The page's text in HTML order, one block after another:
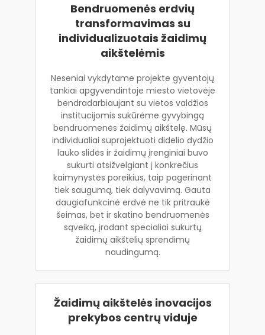
Bendruomenės erdvių
transformavimas su
individualizuotais žaidimų
aikštelėmis
Neseniai vykdytame projekte gyventojų
tankiai apgyvendintoje miesto vietovėje
bendradarbiaujant su vietos valdžios
institucijomis sukūrėme gyvybingą
bendruomenės žaidimų aikštelę. Mūsų
individualiai suprojektuoti didelio dydžio
lauko slidės ir žaidimų įrenginiai buvo
sukurti atsižvelgiant į konkrečius
kaimynystės poreikius, taip pagerinant
tiek saugumą, tiek dalyvavimą. Gauta
daugiafunkcinė erdvė ne tik pritraukė
šeimas, bet ir skatino bendruomenės
sąveiką, įrodant specialiai sukurtų
žaidimų aikštelių sprendimų
naudingumą.
Žaidimų aikštelės inovacijos
prekybos centrų viduje